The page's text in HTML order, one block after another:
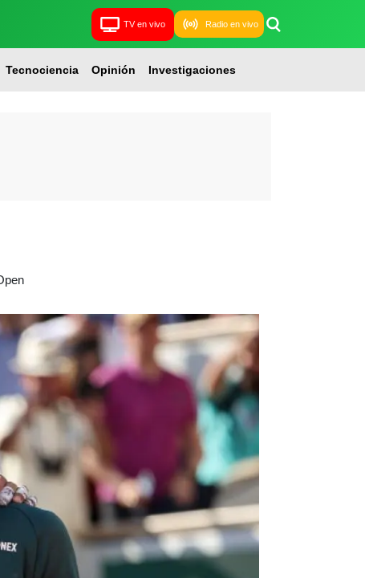
TV en vivo Radio en vivo
Tecnociencia Opinión Investigaciones